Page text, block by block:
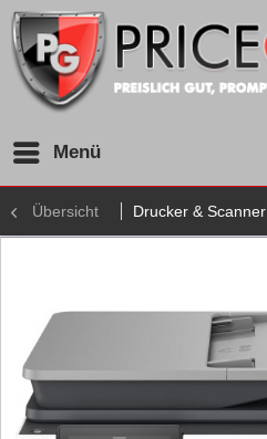
Menü
Übersicht Drucker & Scanner